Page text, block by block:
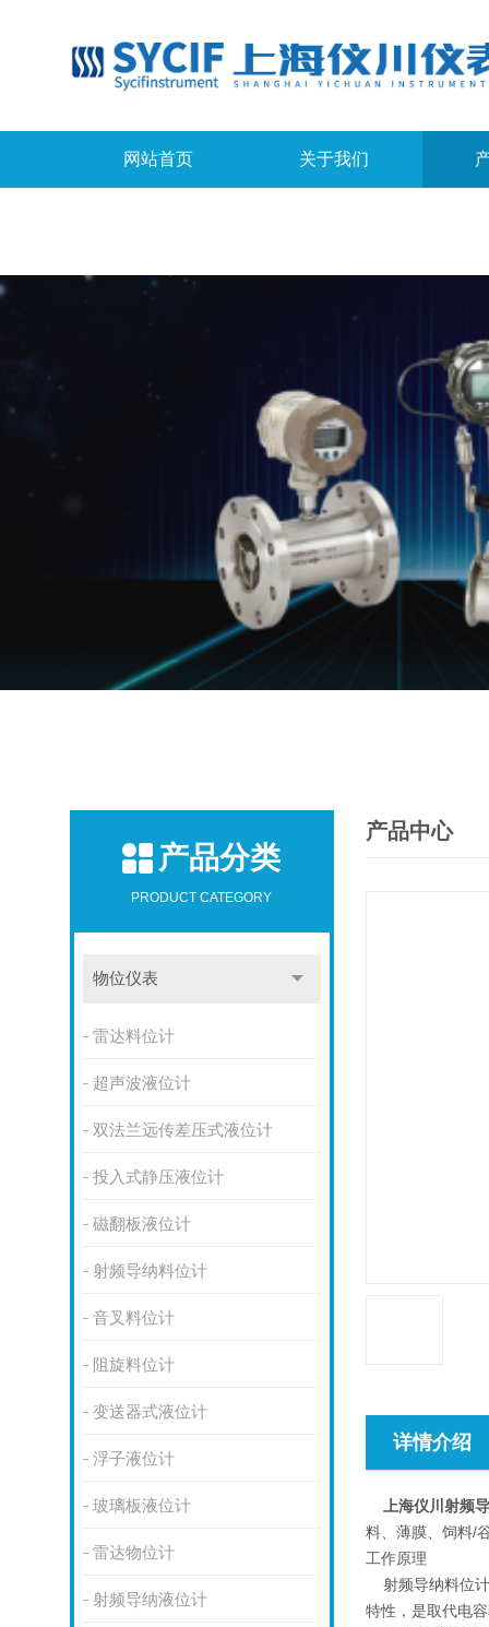
网站首页 关于我们
产品分类
PRODUCT CATEGORY
物位仪表
雷达料位计
超声波液位计
双法兰远传差压式液位计
投入式静压液位计
磁翻板液位计
射频导纳料位计
音叉料位计
阻旋料位计
变送器式液位计
浮子液位计
玻璃板液位计
雷达物位计
射频导纳液位计
产品中心
详情介绍
上海仪川射频
料、薄膜、饲料/
工作原理
射频导纳料位计
特性，是取代电